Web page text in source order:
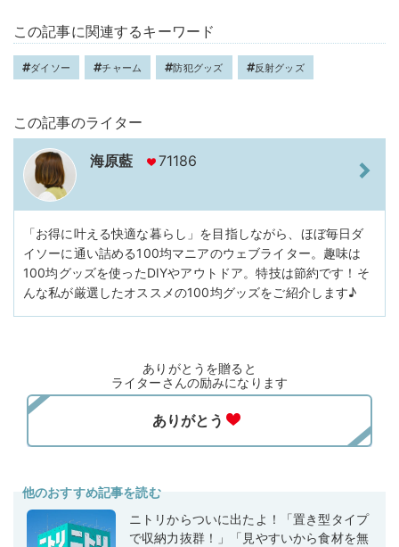
この記事に関連するキーワード
ダイソー チャーム 防犯グッズ 反射グッズ
この記事のライター
海原藍 71186
「お得に叶える快適な暮らし」を目指しながら、ほぼ毎日ダ
イソーに通い詰める100均マニアのウェブライター。趣味は
100均グッズを使ったDIYやアウトドア。特技は節約です！そ
んな私が厳選したオススメの100均グッズをご紹介します♪
ありがとうを贈ると
ライターさんの励みになります
他のおすすめ記事を読む
ニトリからついに出たよ！「置き型タイプ
で収納力抜群！」「見やすいから食材を無